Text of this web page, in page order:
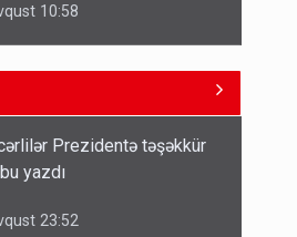
22:04
Seliverstov ölkədən
- SİYAHI
Prezidentə təşəkkür
yazdı
23:52